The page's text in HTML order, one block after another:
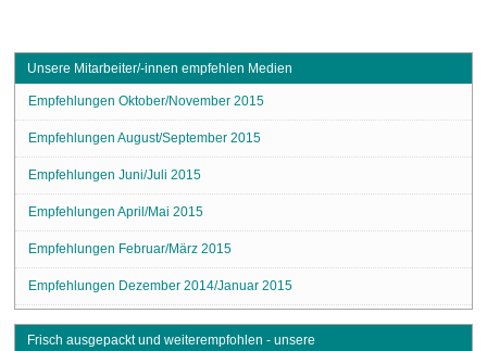
Unsere Mitarbeiter/-innen empfehlen Medien
Empfehlungen Oktober/November 2015
Empfehlungen August/September 2015
Empfehlungen Juni/Juli 2015
Empfehlungen April/Mai 2015
Empfehlungen Februar/März 2015
Empfehlungen Dezember 2014/Januar 2015
Frisch ausgepackt und weiterempfohlen - unsere